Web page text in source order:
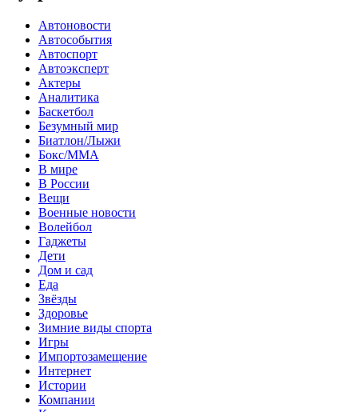
Автоновости
Автособытия
Автоспорт
Автоэксперт
Актеры
Аналитика
Баскетбол
Безумный мир
Биатлон/Лыжи
Бокс/MMA
В мире
В России
Вещи
Военные новости
Волейбол
Гаджеты
Дети
Дом и сад
Еда
Звёзды
Здоровье
Зимние виды спорта
Игры
Импортозамещение
Интернет
Истории
Компании